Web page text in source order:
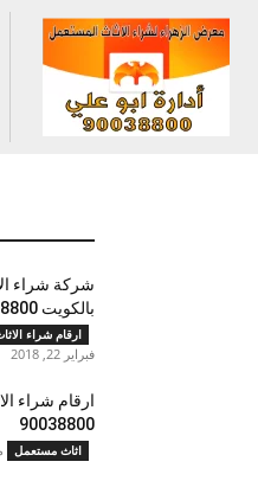
شركة شراء
بالكويت 90038800
ارقام شراء
فبراير 22, 2018
ارقام شراء
90038800
اثاث مستعمل